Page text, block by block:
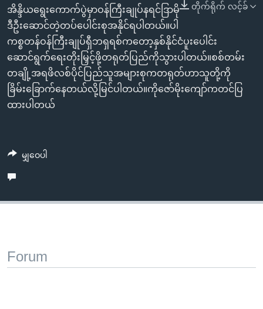
စာမျက်နှာ
သို့
ကျော်
ကြည့်
ရန်
ရှာဖွေ
ရန်
ကျော်
ဗွီအိုအေ လူမှုကွန်ယက်များ
ဘာသာစကားများ
တိုက်ရိုက် လင့်ခ်
အိန္ဒိယရွေးကောက်ပွဲမှာဝန်ကြီးချုပ်နရင်ဒြာမို
ဒီဦးဆောင်တဲ့တပ်ပေါင်းစုအနိုင်ရပါတယ်။ပါ
ကစ္စတန်ဝန်ကြီးချုပ်ရှီဘရှရစ်ကတော့နှစ်နိုင်ငံပူးပေါင်း
ဆောင်ရွက်ရေးတိုးမြှင့်ဖို့တရုတ်ပြည်ကိုသွားပါတယ်။စစ်တမ်း
တချို့အရဖိလစ်ပိုင်ပြည်သူအများစုကတရုတ်ဟာသူတို့ကို
ခြိမ်းခြောက်နေတယ်လို့မြင်ပါတယ်။ကိုဇော်မိုးကျော်ကတင်ပြ
ထားပါတယ်
မျှဝေပါ
Forum